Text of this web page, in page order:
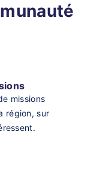
missions
région, sur